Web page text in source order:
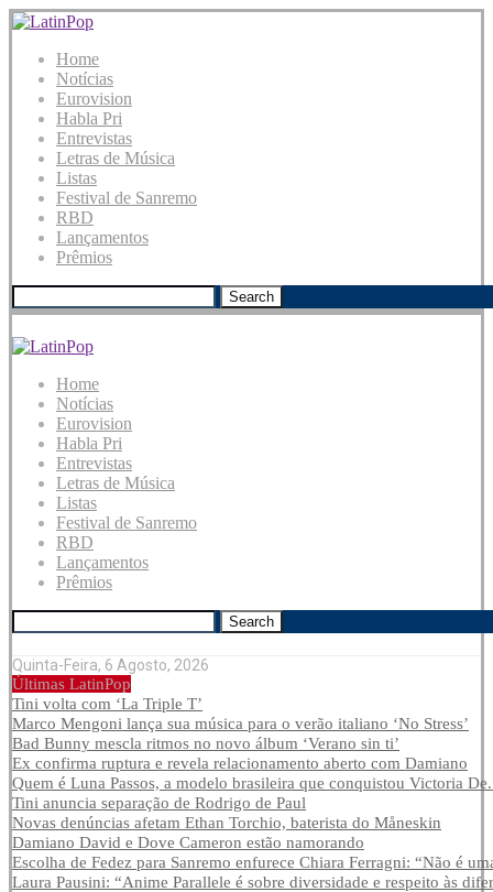
Home
Notícias
Eurovision
Habla Pri
Entrevistas
Letras de Música
Listas
Festival de Sanremo
RBD
Lançamentos
Prêmios
Search
Home
Notícias
Eurovision
Habla Pri
Entrevistas
Letras de Música
Listas
Festival de Sanremo
RBD
Lançamentos
Prêmios
Search
Quinta-Feira, 6 Agosto, 2026
Últimas LatinPop
Tini volta com ‘La Triple T’
Marco Mengoni lança sua música para o verão italiano ‘No Stress’
Bad Bunny mescla ritmos no novo álbum ‘Verano sin ti’
Ex confirma ruptura e revela relacionamento aberto com Damiano
Quem é Luna Passos, a modelo brasileira que conquistou Victoria
Tini anuncia separação de Rodrigo de Paul
Novas denúncias afetam Ethan Torchio, baterista do Måneskin
Damiano David e Dove Cameron estão namorando
Escolha de Fedez para Sanremo enfurece Chiara Ferragni: “Não é
Laura Pausini: “Anime Parallele é sobre diversidade e respeito às